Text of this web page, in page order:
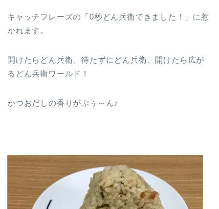
キャッチフレーズの「0秒どん兵衛できました！」に惹
かれます。
開けたらどん兵衛、待たずにどん兵衛、開けたら広が
るどん兵衛ワールド！
かつおだしの香りがぷぅ～ん♪